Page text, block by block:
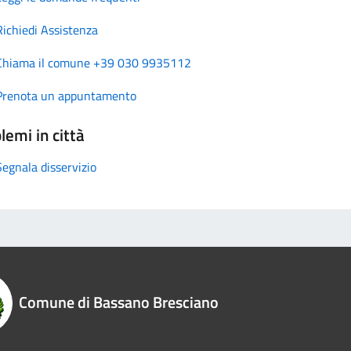
Assistenza
il comune +39 030 9935112
un appuntamento
in città
disservizio
Comune di Bassano Bresciano